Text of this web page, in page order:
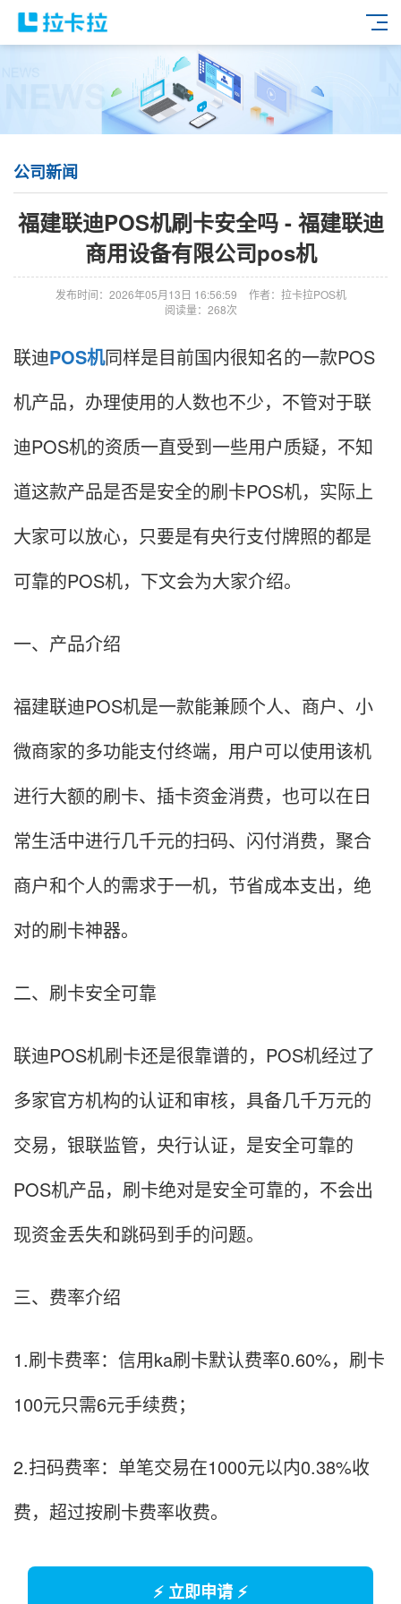
公司新闻
福建联迪POS机刷卡安全吗 - 福建联迪
商用设备有限公司pos机
发布时间：2026年05月13日 16:56:59
作者：拉卡拉POS机
阅读量：268次
联迪POS机同样是目前国内很知名的一款POS
机产品，办理使用的人数也不少，不管对于联
迪POS机的资质一直受到一些用户质疑，不知
道这款产品是否是安全的刷卡POS机，实际上
大家可以放心，只要是有央行支付牌照的都是
可靠的POS机，下文会为大家介绍。
一、产品介绍
福建联迪POS机是一款能兼顾个人、商户、小
微商家的多功能支付终端，用户可以使用该机
进行大额的刷卡、插卡资金消费，也可以在日
常生活中进行几千元的扫码、闪付消费，聚合
商户和个人的需求于一机，节省成本支出，绝
对的刷卡神器。
二、刷卡安全可靠
联迪POS机刷卡还是很靠谱的，POS机经过了
多家官方机构的认证和审核，具备几千万元的
交易，银联监管，央行认证，是安全可靠的
POS机产品，刷卡绝对是安全可靠的，不会出
现资金丢失和跳码到手的问题。
三、费率介绍
1.刷卡费率：信用ka刷卡默认费率0.60%，刷卡
100元只需6元手续费；
2.扫码费率：单笔交易在1000元以内0.38%收
费，超过按刷卡费率收费。
⚡ 立即申请 ⚡